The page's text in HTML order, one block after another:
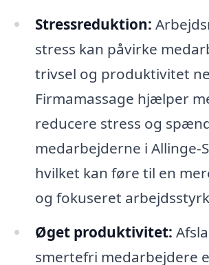
Stressreduktion:
stress kan påvirke
trivsel og produktivitet
Firmamassage hjælper
reducere stress og
medarbejderne i Allinge-
hvilket kan føre til en
og fokuseret
Øget produktivitet:
smertefri medarbejdere